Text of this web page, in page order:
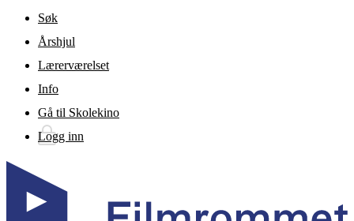
Gå til hovedinnhold
Søk
Årshjul
Lærerværelset
Info
Gå til Skolekino
Logg inn